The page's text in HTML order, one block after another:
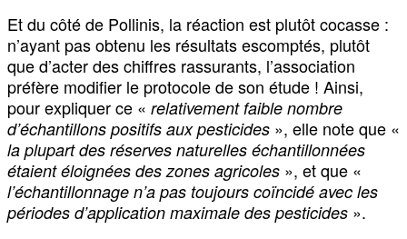
Et du côté de Pollinis, la réaction est plutôt cocasse :
n’ayant pas obtenu les résultats escomptés, plutôt
que d’acter des chiffres rassurants, l’association
préfère modifier le protocole de son étude ! Ainsi,
pour expliquer ce « relativement faible nombre
d’échantillons positifs aux pesticides », elle note que «
la plupart des réserves naturelles échantillonnées
étaient éloignées des zones agricoles », et que «
l’échantillonnage n’a pas toujours coïncidé avec les
périodes d’application maximale des pesticides ».